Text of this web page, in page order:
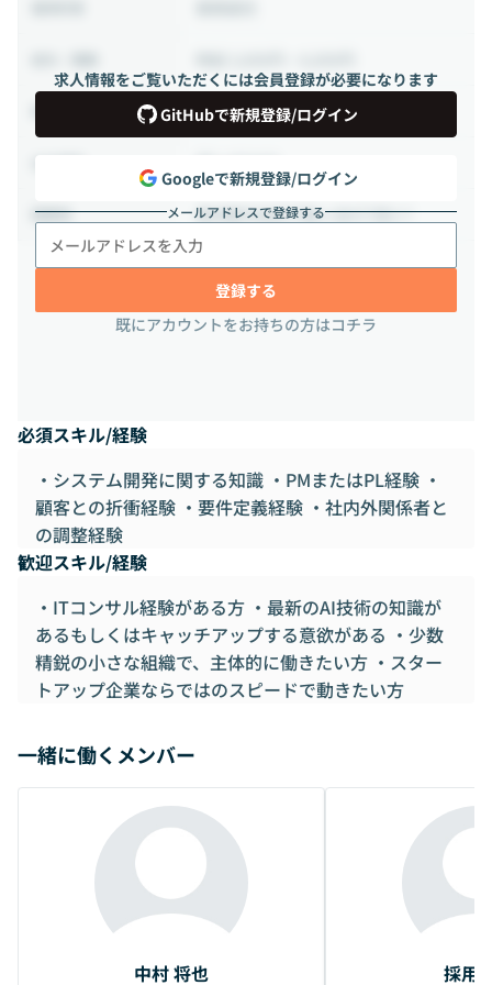
求人情報をご覧いただくには会員登録が必要になります
GitHubで新規登録/ログイン
Googleで新規登録/ログイン
メールアドレスで登録する
登録する
既にアカウントをお持ちの方はコチラ
40時間 ~ 100時間（週10 ~ 25時間）
勤務地 東京都渋谷区千駄ヶ谷4丁目2-7
必須スキル/経験
・システム開発に関する知識 ・PMまたはPL経験 ・
顧客との折衝経験 ・要件定義経験 ・社内外関係者と
の調整経験
歓迎スキル/経験
・ITコンサル経験がある方 ・最新のAI技術の知識が
あるもしくはキャッチアップする意欲がある ・少数
精鋭の小さな組織で、主体的に働きたい方 ・スター
トアップ企業ならではのスピードで動きたい方
一緒に働くメンバー
中村 将也 採用